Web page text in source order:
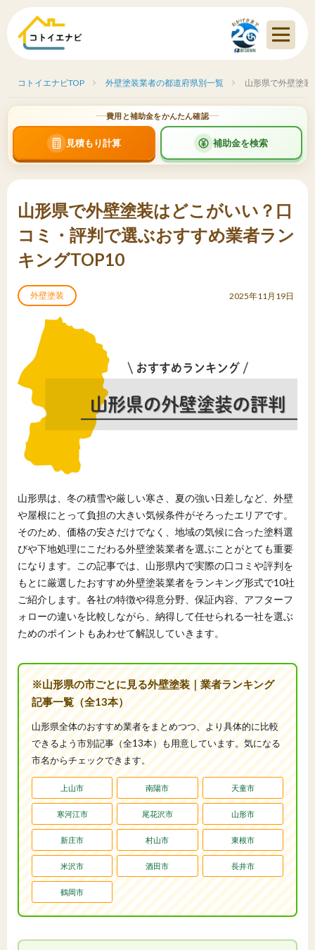
コトイエナビTOP 外壁塗装業者の都道府県別一覧 山形県で外壁塗
費用と補助金をかんたん確認
見積もり計算 補助金を検索
山形県で外壁塗装はどこがいい？口
コミ・評判で選ぶおすすめ業者ラン
キングTOP10
外壁塗装 2025年11月19日
山形県は、冬の積雪や厳しい寒さ、夏の強い日差しなど、外壁
や屋根にとって負担の大きい気候条件がそろったエリアです。
そのため、価格の安さだけでなく、地域の気候に合った塗料選
びや下地処理にこだわる外壁塗装業者を選ぶことがとても重要
になります。この記事では、山形県内で実際の口コミや評判を
もとに厳選したおすすめ外壁塗装業者をランキング形式で10社
ご紹介します。各社の特徴や得意分野、保証内容、アフターフ
ォローの違いを比較しながら、納得して任せられる一社を選ぶ
ためのポイントもあわせて解説していきます。
※山形県の市ごとに見る外壁塗装｜業者ランキング
記事一覧（全13本）
山形県全体のおすすめ業者をまとめつつ、より具体的に比較
できるよう市別記事（全13本）も用意しています。気になる
市名からチェックできます。
上山市 南陽市 天童市
寒河江市 尾花沢市 山形市
新庄市 村山市 東根市
米沢市 酒田市 長井市
鶴岡市